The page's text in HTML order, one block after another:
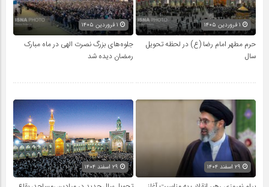
حرم مطهر امام رضا (ع) در لحظه تحویل
سال
جلوه‌های بزرگ نصرت الهی در ماه مبارک
رمضان دیده شد